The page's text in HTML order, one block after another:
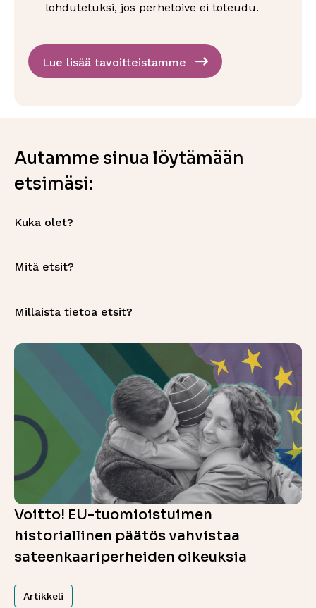
lohdutetuksi, jos perhetoive ei toteudu.
Lue lisää tavoitteistamme
Autamme sinua löytämään
etsimäsi:
Kuka olet?
Mitä etsit?
Millaista tietoa etsit?
Voitto! EU-tuomioistuimen
historiallinen päätös vahvistaa
sateenkaariperheiden oikeuksia
Artikkeli